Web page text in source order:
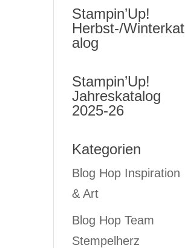
Stampin’Up!
Herbst-/Winterkat
alog
Stampin’Up!
Jahreskatalog
2025-26
Kategorien
Blog Hop Inspiration
& Art
Blog Hop Team
Stempelherz